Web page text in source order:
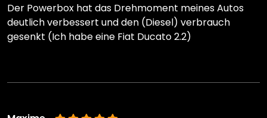
Der Powerbox hat das Drehmoment meines Autos
deutlich verbessert und den (Diesel) verbrauch
gesenkt (Ich habe eine Fiat Ducato 2.2)